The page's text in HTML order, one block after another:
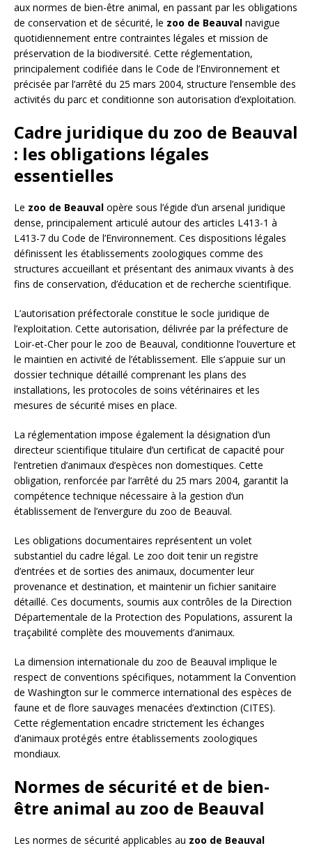
aux normes de bien-être animal, en passant par les obligations
de conservation et de sécurité, le zoo de Beauval navigue
quotidiennement entre contraintes légales et mission de
préservation de la biodiversité. Cette réglementation,
principalement codifiée dans le Code de l’Environnement et
précisée par l’arrêté du 25 mars 2004, structure l’ensemble des
activités du parc et conditionne son autorisation d’exploitation.
Cadre juridique du zoo de Beauval
: les obligations légales
essentielles
Le zoo de Beauval opère sous l’égide d’un arsenal juridique
dense, principalement articulé autour des articles L413-1 à
L413-7 du Code de l’Environnement. Ces dispositions légales
définissent les établissements zoologiques comme des
structures accueillant et présentant des animaux vivants à des
fins de conservation, d’éducation et de recherche scientifique.
L’autorisation préfectorale constitue le socle juridique de
l’exploitation. Cette autorisation, délivrée par la préfecture de
Loir-et-Cher pour le zoo de Beauval, conditionne l’ouverture et
le maintien en activité de l’établissement. Elle s’appuie sur un
dossier technique détaillé comprenant les plans des
installations, les protocoles de soins vétérinaires et les
mesures de sécurité mises en place.
La réglementation impose également la désignation d’un
directeur scientifique titulaire d’un certificat de capacité pour
l’entretien d’animaux d’espèces non domestiques. Cette
obligation, renforcée par l’arrêté du 25 mars 2004, garantit la
compétence technique nécessaire à la gestion d’un
établissement de l’envergure du zoo de Beauval.
Les obligations documentaires représentent un volet
substantiel du cadre légal. Le zoo doit tenir un registre
d’entrées et de sorties des animaux, documenter leur
provenance et destination, et maintenir un fichier sanitaire
détaillé. Ces documents, soumis aux contrôles de la Direction
Départementale de la Protection des Populations, assurent la
traçabilité complète des mouvements d’animaux.
La dimension internationale du zoo de Beauval implique le
respect de conventions spécifiques, notamment la Convention
de Washington sur le commerce international des espèces de
faune et de flore sauvages menacées d’extinction (CITES).
Cette réglementation encadre strictement les échanges
d’animaux protégés entre établissements zoologiques
mondiaux.
Normes de sécurité et de bien-
être animal au zoo de Beauval
Les normes de sécurité applicables au zoo de Beauval